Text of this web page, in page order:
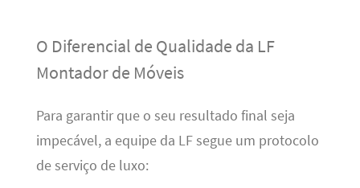
O Diferencial de Qualidade da LF
Montador de Móveis
Para garantir que o seu resultado final seja
impecável, a equipe da LF segue um protocolo
de serviço de luxo: